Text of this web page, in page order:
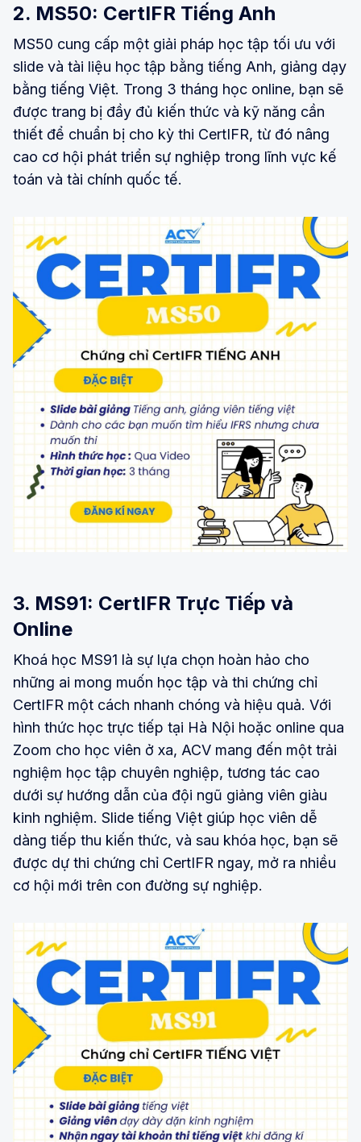
2. MS50: CertIFR Tiếng Anh
MS50 cung cấp một giải pháp học tập tối ưu với
slide và tài liệu học tập bằng tiếng Anh, giảng dạy
bằng tiếng Việt. Trong 3 tháng học online, bạn sẽ
được trang bị đầy đủ kiến thức và kỹ năng cần
thiết để chuẩn bị cho kỳ thi CertIFR, từ đó nâng
cao cơ hội phát triển sự nghiệp trong lĩnh vực kế
toán và tài chính quốc tế.
3. MS91: CertIFR Trực Tiếp và
Online
Khoá học MS91 là sự lựa chọn hoàn hảo cho
những ai mong muốn học tập và thi chứng chỉ
CertIFR một cách nhanh chóng và hiệu quả. Với
hình thức học trực tiếp tại Hà Nội hoặc online qua
Zoom cho học viên ở xa, ACV mang đến một trải
nghiệm học tập chuyên nghiệp, tương tác cao
dưới sự hướng dẫn của đội ngũ giảng viên giàu
kinh nghiệm. Slide tiếng Việt giúp học viên dễ
dàng tiếp thu kiến thức, và sau khóa học, bạn sẽ
được dự thi chứng chỉ CertIFR ngay, mở ra nhiều
cơ hội mới trên con đường sự nghiệp.